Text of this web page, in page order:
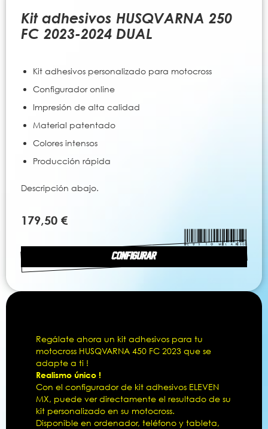
Kit adhesivos HUSQVARNA 250
FC 2023-2024 DUAL
Kit adhesivos personalizado para motocross
Configurador online
Impresión de alta calidad
Material patentado
Colores intensos
Producción rápida
Descripción abajo.
CONFIGURAR
179,50 €
comienzo
imágenes
Regálate ahora un kit adhesivos para tu
motocross HUSQVARNA 450 FC 2023 que se
adapte a ti !
Realismo único !
Con el configurador de kit adhesivos ELEVEN
MX, puede ver directamente el resultado de su
kit personalizado en su motocross.
Disponible en ordenador, teléfono y tableta,